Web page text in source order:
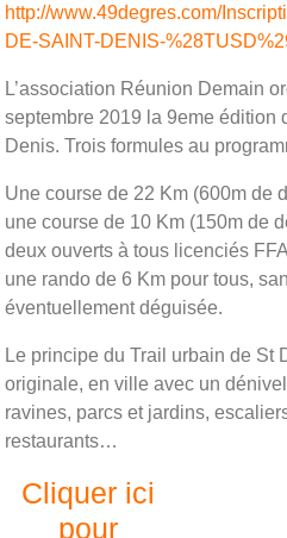
http://www.49degres.com/
DE-SAINT-DENIS-
L’association Réunion Demain
septembre 2019 la 9eme édition
Denis. Trois formules au
Une course de 22 Km (600m de
une course de 10 Km (150m de
deux ouverts à tous licenciés
une rando de 6 Km pour tous,
éventuellement déguisée.
Le principe du Trail urbain de St
originale, en ville avec un
ravines, parcs et jardins,
restaurants…
Cliquer ici
pour